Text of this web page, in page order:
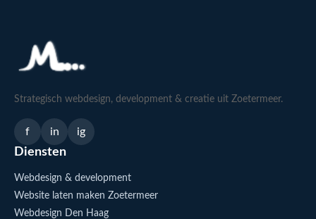
Strategisch webdesign, development & creatie uit Zoetermeer.
f in ig
Diensten
Webdesign & development
Website laten maken Zoetermeer
Webdesign Den Haag